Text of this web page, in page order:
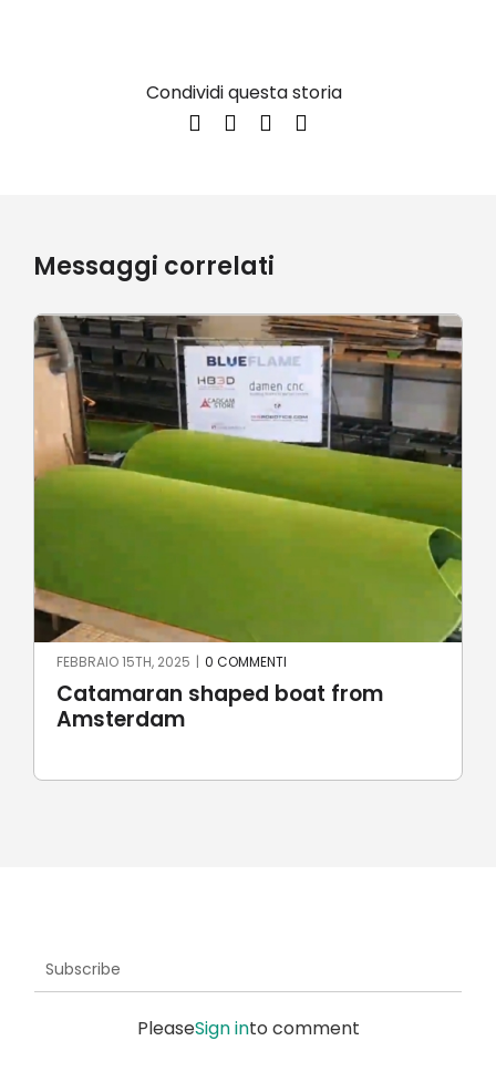
Condividi questa storia
Messaggi correlati
Robotic stone milling by
UnionRobot
GIUGNO 23RD, 2024 0 COMMENTI
Subscribe
PleaseSign into comment